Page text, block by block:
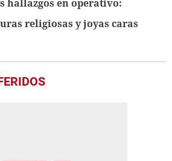
hallazgos en operativo:
religiosas y joyas caras